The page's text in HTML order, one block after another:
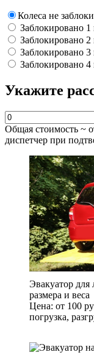
Колеса не
Заблокировано 1
Заблокировано 2
Заблокировано 3
Заблокировано 4
Укажите
Общая стоимость ~
диспетчер при
Эвакуатор для
размера и веса
Цена: от 100
погрузка,